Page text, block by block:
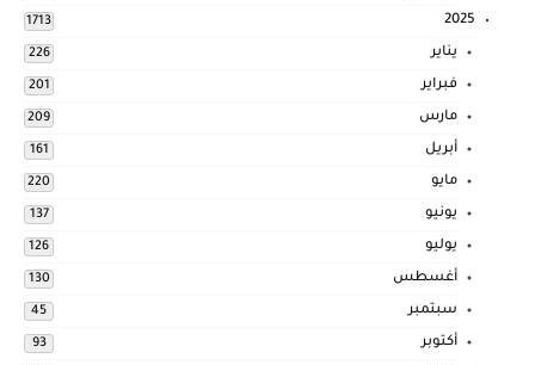
2025
1713
يناير 226
فبراير 201
مارس 209
أبريل 161
مايو 220
يونيو 137
يوليو 126
أغسطس 130
سبتمبر 45
أكتوبر 93